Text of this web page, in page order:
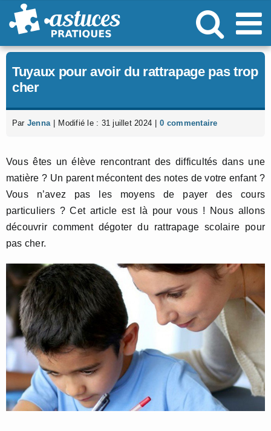
Passer
au
Tuyaux pour avoir du rattrapage pas trop
cher
Par Jenna Modifié le : 31 juillet 2024 0 commentaire
Vous êtes un élève rencontrant des difficultés dans une
matière ? Un parent mécontent des notes de votre enfant ?
Vous n’avez pas les moyens de payer des cours
particuliers ? Cet article est là pour vous ! Nous allons
découvrir comment dégoter du rattrapage scolaire pour
pas cher.